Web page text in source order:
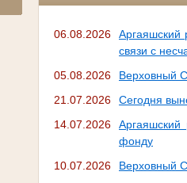
06.08.2026
Аргаяшский
связи с
05.08.2026
Верховный
21.07.2026
Сегодня
14.07.2026
фонду
10.07.2026
Верховный